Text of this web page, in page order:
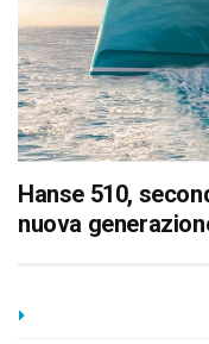
Hanse 510,
nuova